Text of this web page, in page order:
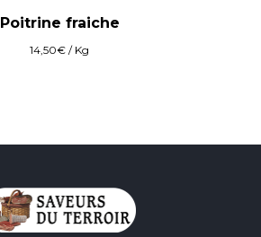
Poitrine fraiche
14,50€ / Kg